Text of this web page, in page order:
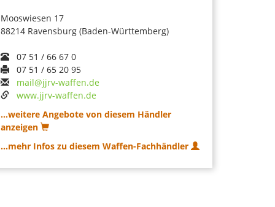
Mooswiesen 17
88214 Ravensburg (Baden-Württemberg)
07 51 / 66 67 0
07 51 / 65 20 95
mail@jjrv-waffen.de
www.jjrv-waffen.de
...weitere Angebote von diesem Händler
anzeigen
...mehr Infos zu diesem Waffen-Fachhändler